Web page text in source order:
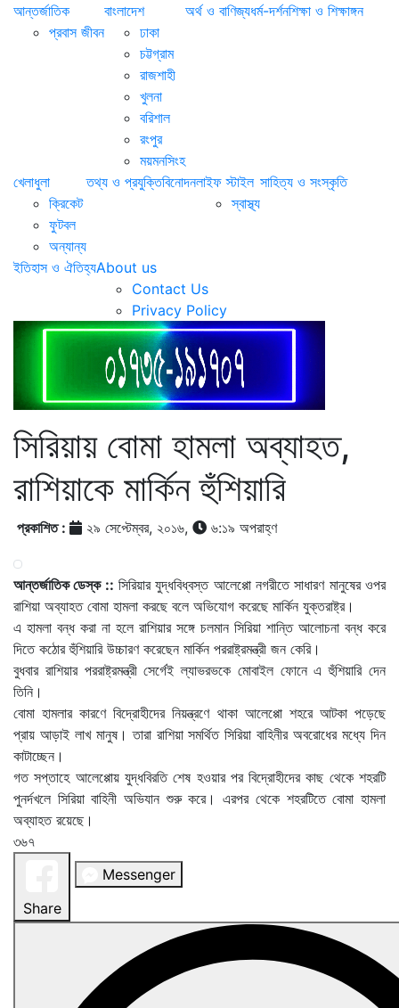
আন্তর্জাতিক
প্রবাস জীবন
বাংলাদেশ
ঢাকা
চট্টগ্রাম
রাজশাহী
খুলনা
বরিশাল
রংপুর
ময়মনসিংহ
অর্থ ও বাণিজ্যধর্ম-দর্শনশিক্ষা ও শিক্ষাঙ্গন
খেলাধুলা
ক্রিকেট
ফুটবল
অন্যান্য
তথ্য ও প্রযুক্তিবিনোদনলাইফ স্টাইল
স্বাস্থ্য
সাহিত্য ও সংস্কৃতি
ইতিহাস ও ঐতিহ্যAbout us
Contact Us
Privacy Policy
সিরিয়ায় বোমা হামলা অব্যাহত,
রাশিয়াকে মার্কিন হুঁশিয়ারি
প্রকাশিত : ২৯ সেপ্টেম্বর, ২০১৬, ৬:১৯ অপরাহ্ণ
আন্তর্জাতিক ডেস্ক :: সিরিয়ার যুদ্ধবিধ্বস্ত আলেপ্পো নগরীতে সাধারণ মানুষের ওপর
রাশিয়া অব্যাহত বোমা হামল‍া করছে বলে অভিযোগ করেছে মার্কিন যুক্তরাষ্ট্র।
এ হামলা বন্ধ করা না হলে রাশিয়ার সঙ্গে চলমান সিরিয়া শান্তি আলোচনা বন্ধ করে
দিতে কঠোর হুঁশিয়ারি উচ্চারণ করেছেন মার্কিন পররাষ্ট্রমন্ত্রী জন কেরি।
বুধবার রাশিয়ার পররাষ্ট্রমন্ত্রী সের্গেই ল্যাভরভকে মোবাইল ফোনে এ হুঁশিয়ারি দেন
তিনি।
বোমা হামলার কারণে বিদ্রোহীদের নিয়ন্ত্রণে থাকা আলেপ্পো শহরে আটকা পড়েছে
প্রায় আড়াই লাখ মানুষ। তারা রাশিয়া সমর্থিত সিরিয়া বাহিনীর অবরোধের মধ্যে দিন
কাটাচ্ছেন।
গত সপ্তাহে আলেপ্পোয় যুদ্ধবিরতি শেষ হওয়ার পর বিদ্রোহীদের কাছ থেকে শহরটি
পুনর্দখলে সিরিয়া বাহিনী অভিযান শুরু করে। এরপর থেকে শহরটিতে বোমা হামলা
অব্যাহত রয়েছে।
৩৬৭
Share
Messenger